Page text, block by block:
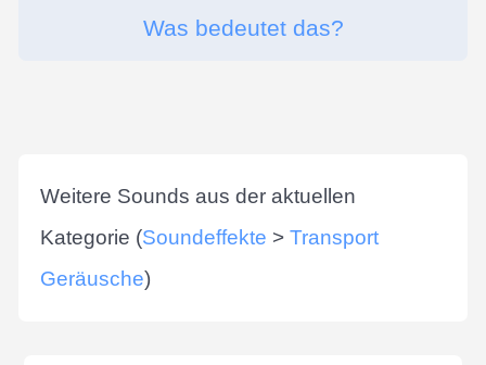
Was bedeutet das?
Weitere Sounds aus der aktuellen
Kategorie (Soundeffekte > Transport
Geräusche)